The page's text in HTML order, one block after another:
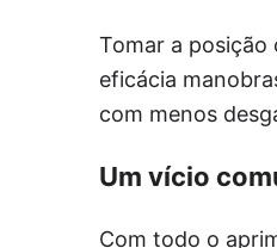
Tomar a
eficácia
com menos
Um vício
Com todo o